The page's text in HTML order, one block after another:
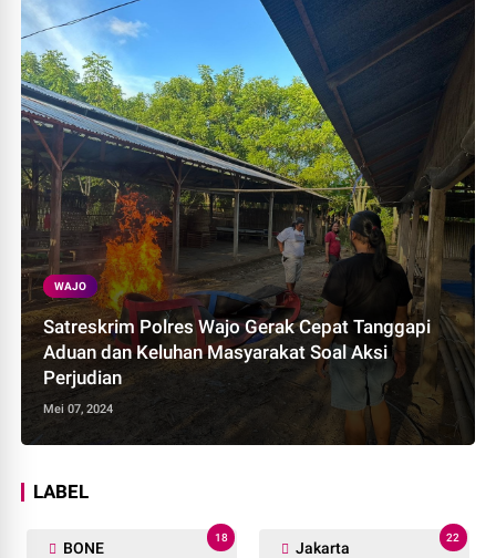
WAJO
Satreskrim Polres Wajo Gerak Cepat Tanggapi
Aduan dan Keluhan Masyarakat Soal Aksi
Perjudian
Mei 07, 2024
LABEL
BONE
18
Jakarta
22